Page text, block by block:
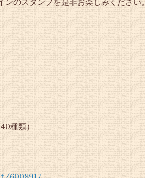
種類）